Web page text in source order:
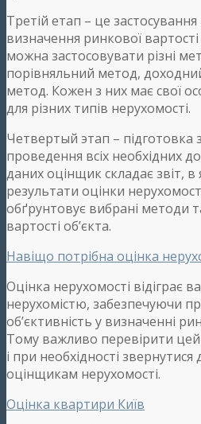
Третій етап – це
визначення ринкової вартості
можна застосовувати різні
порівняльний метод,
метод. Кожен з них має свої
для різних типів нерухомості.
Четвертый этап – підготовка
проведення всіх необхідних
даних оцінщик складає звіт, в
результати оцінки
обґрунтовує вибрані методи
вартості об’єкта.
Навіщо потрібна оцінка
Оцінка нерухомості відіграє
нерухомістю, забезпечуючи
об’єктивність у визначенні
Тому важливо перевірити
і при необхідності
оцінщикам нерухомості.
Оцінка квартири Київ